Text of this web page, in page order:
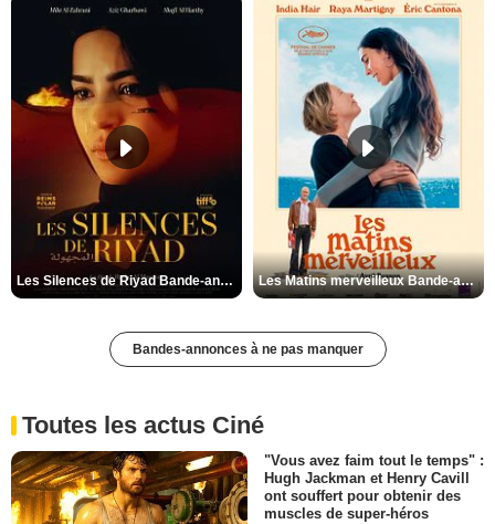
Les Silences de Riyad Bande-annonce VO STFR Les Matins merveilleux Bande-annonce VF
Bandes-annonces à ne pas manquer
Toutes les actus Ciné
"Vous avez faim tout le temps" :
Hugh Jackman et Henry Cavill
ont souffert pour obtenir des
muscles de super-héros